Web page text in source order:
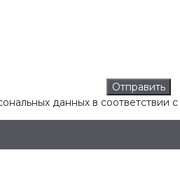
данных в соответствии с